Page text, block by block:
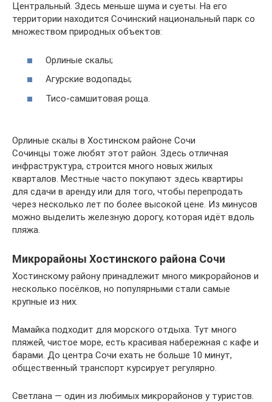
Центральный. Здесь меньше шума и суеты. На его
территории находится Сочинский национальный парк со
множеством природных объектов:
Орлиные скалы;
Агурские водопады;
Тисо-самшитовая роща.
Орлиные скалы в Хостинском районе Сочи
Сочинцы тоже любят этот район. Здесь отличная
инфраструктура, строится много новых жилых
кварталов. Местные часто покупают здесь квартиры
для сдачи в аренду или для того, чтобы перепродать
через несколько лет по более высокой цене. Из минусов
можно выделить железную дорогу, которая идёт вдоль
пляжа.
Микрорайоны Хостинского района Сочи
Хостинскому району принадлежит много микрорайонов и
несколько посёлков, но популярными стали самые
крупные из них.
Мамайка подходит для морского отдыха. Тут много
пляжей, чистое море, есть красивая набережная с кафе и
барами. До центра Сочи ехать не больше 10 минут,
общественный транспорт курсирует регулярно.
Светлана — один из любимых микрорайонов у туристов.